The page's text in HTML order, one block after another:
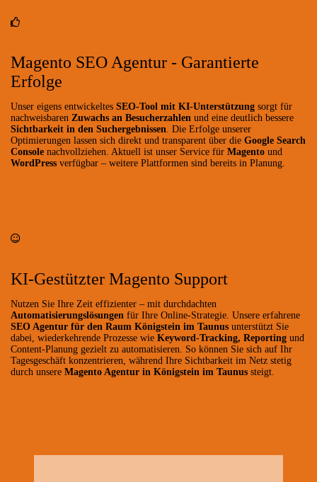
Magento SEO Agentur - Garantierte
Erfolge
Unser eigens entwickeltes SEO-Tool mit KI-Unterstützung sorgt für
nachweisbaren Zuwachs an Besucherzahlen und eine deutlich bessere
Sichtbarkeit in den Suchergebnissen . Die Erfolge unserer
Optimierungen lassen sich direkt und transparent über die Google Search
Console nachvollziehen. Aktuell ist unser Service für Magento und
WordPress verfügbar – weitere Plattformen sind bereits in Planung.
KI-Gestützter Magento Support
Nutzen Sie Ihre Zeit effizienter – mit durchdachten
Automatisierungslösungen für Ihre Online-Strategie. Unsere erfahrene
SEO Agentur für den Raum Königstein im Taunus unterstützt Sie
dabei, wiederkehrende Prozesse wie Keyword-Tracking, Reporting und
Content-Planung gezielt zu automatisieren. So können Sie sich auf Ihr
Tagesgeschäft konzentrieren, während Ihre Sichtbarkeit im Netz stetig
durch unsere Magento Agentur in Königstein im Taunus steigt.